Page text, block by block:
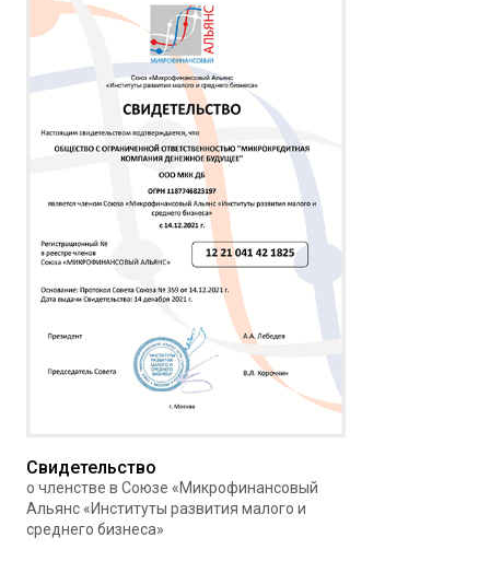
Свидетельство
о членстве в Союзе «Микрофинансовый
Альянс «Институты развития малого и
среднего бизнеса»